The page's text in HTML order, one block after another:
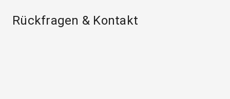
Rückfragen & Kontakt